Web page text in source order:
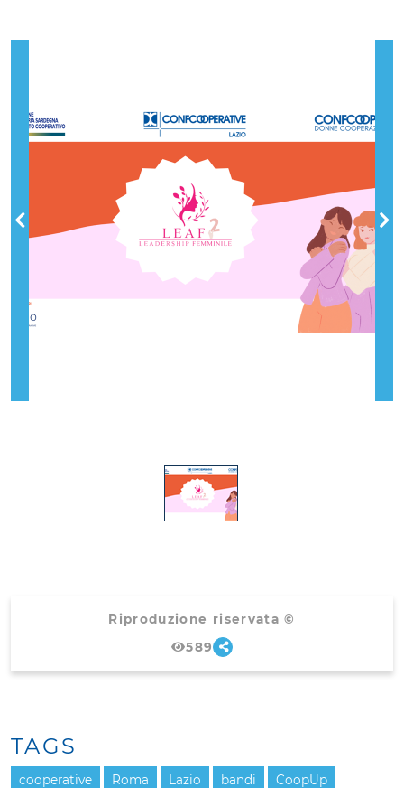
Riproduzione riservata ©
589
TAGS
cooperative Roma Lazio bandi CoopUp